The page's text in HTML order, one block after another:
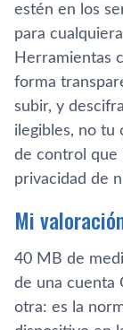
estén en los
para
Herramientas
forma
subir, y
ilegibles, no tu
de control que
privacidad de
Mi
40 MB de
de una cuenta
otra: es la